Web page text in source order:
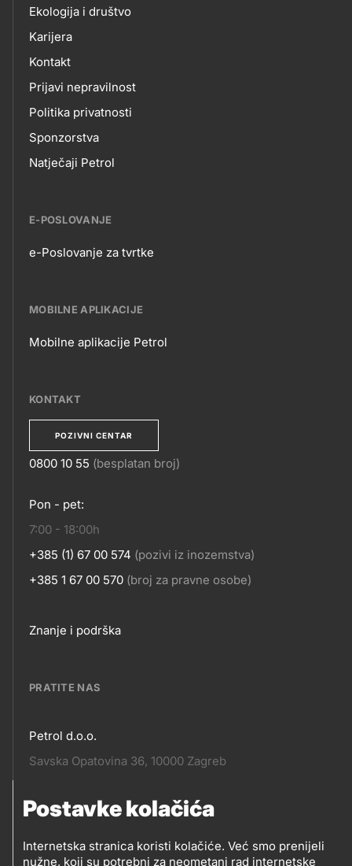
Postavke kolačića
Internetska stranica koristi kolačiće. Već smo prenijeli
nužne, koji su potrebni za neometani rad internetske
Ekologija i društvo
Karijera
Kontakt
Prijavi nepravilnost
Politika privatnosti
Sponzorstva
Natječaji Petrol
E-POSLOVANJE
POSLOVANJE
e-Poslovanje za tvrtke
MOBILNE APLIKACIJE
APLIKACIJE
Mobilne aplikacije Petrol
KONTAKT
POZIVNI CENTAR
KONTAKT
0800 10 55 (besplatan broj)
Pon - pet:
7:00 - 18:00h
+385 (1) 67 00 574 (pozivi iz inozemstva)
+385 1 67 00 570 (broj za pravne osobe)
Footer
Znanje i podrška
PRATITE NAS
Pratite
Petrol d.o.o.
Savska Opatovina 36, 10000 Zagreb
Pratite
nas
Social